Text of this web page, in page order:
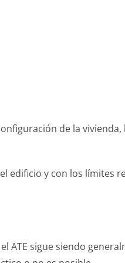
de la vivienda,
edificio y con los límites
ATE sigue siendo